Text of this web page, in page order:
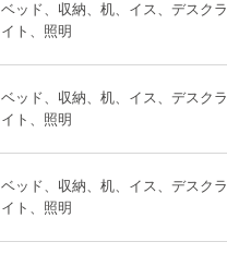
ベッド、収納、机、イス、デスクラ
イト、照明
ベッド、収納、机、イス、デスクラ
イト、照明
ベッド、収納、机、イス、デスクラ
イト、照明